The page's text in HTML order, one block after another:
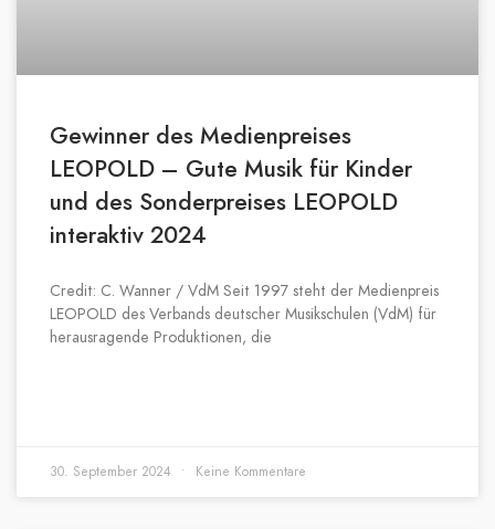
Gewinner des Medienpreises
LEOPOLD – Gute Musik für Kinder
und des Sonderpreises LEOPOLD
interaktiv 2024
Credit: C. Wanner / VdM Seit 1997 steht der Medienpreis
LEOPOLD des Verbands deutscher Musikschulen (VdM) für
herausragende Produktionen, die
30. September 2024 Keine Kommentare